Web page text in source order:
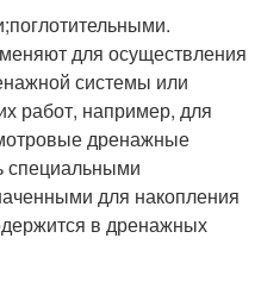
для осуществления
системы или
работ, например, для
дренажные
специальными
для накопления
в дренажных